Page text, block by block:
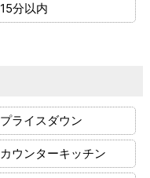
15分以内
プライスダウン
カウンターキッチン